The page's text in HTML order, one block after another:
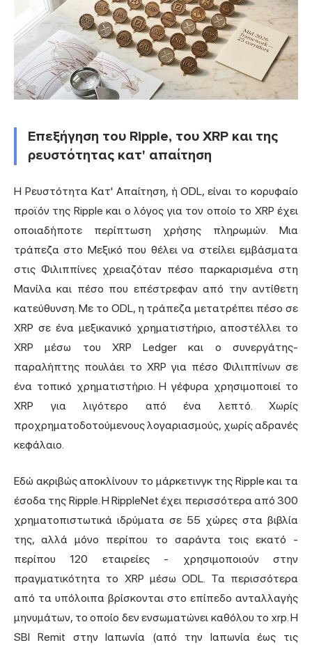
Επεξήγηση του Ripple, του XRP και της
ρευστότητας κατ' απαίτηση
Η Ρευστότητα Κατ' Απαίτηση, ή ODL, είναι το κορυφαίο
προϊόν της Ripple και ο λόγος για τον οποίο το XRP έχει
οποιαδήποτε περίπτωση χρήσης πληρωμών. Μια
τράπεζα στο Μεξικό που θέλει να στείλει εμβάσματα
στις Φιλιππίνες χρειαζόταν πέσο παρκαρισμένα στη
Μανίλα και πέσο που επέστρεφαν από την αντίθετη
κατεύθυνση. Με το ODL, η τράπεζα μετατρέπει πέσο σε
XRP σε ένα μεξικανικό χρηματιστήριο, αποστέλλει το
XRP μέσω του XRP Ledger και ο συνεργάτης-
παραλήπτης πουλάει το XRP για πέσο Φιλιππίνων σε
ένα τοπικό χρηματιστήριο. Η γέφυρα χρησιμοποιεί το
XRP για λιγότερο από ένα λεπτό. Χωρίς
προχρηματοδοτούμενους λογαριασμούς, χωρίς αδρανές
κεφάλαιο.
Εδώ ακριβώς αποκλίνουν το μάρκετινγκ της Ripple και τα
έσοδα της Ripple. Η RippleNet έχει περισσότερα από 300
χρηματοπιστωτικά ιδρύματα σε 55 χώρες στα βιβλία
της, αλλά μόνο περίπου το σαράντα τοις εκατό -
περίπου 120 εταιρείες - χρησιμοποιούν στην
πραγματικότητα το XRP μέσω ODL. Τα περισσότερα
από τα υπόλοιπα βρίσκονται στο επίπεδο ανταλλαγής
μηνυμάτων, το οποίο δεν ενσωματώνει καθόλου το xrp. Η
SBI Remit στην Ιαπωνία (από την Ιαπωνία έως τις